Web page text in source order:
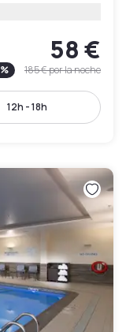
58 €
% 185 €por la noche
12h - 18h